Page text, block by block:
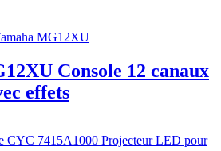
Console 12 canaux
effets